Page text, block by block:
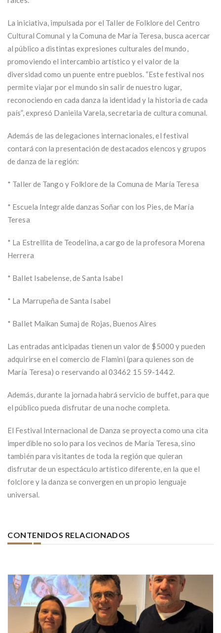
La iniciativa, impulsada por el Taller de Folklore del Centro
Cultural Comunal y la Comuna de María Teresa, busca acercar
al público a distintas expresiones culturales del mundo,
promoviendo el intercambio artístico y el valor de la
diversidad como un puente entre pueblos. “Este festival nos
permite viajar por el mundo sin salir de nuestro lugar,
reconociendo en cada danza la identidad y la historia de cada
país”, expresó Danieila Varela, secretaria de cultura comunal.
Además de las delegaciones internacionales, el festival
contará con la presentación de destacados elencos y grupos
de danza de la región:
* Taller de Tango y Folklore de la Comuna de María Teresa
* Escuela Integralde danzas Soñar con los Pies, de María
Teresa
* La Estrellita de Teodelina, a cargo de la profesora Morena
Herrera
* Ballet Isabelense, de Santa Isabel
* La Marrupeña de Santa Isabel
* Ballet Maikan Sumaj de Rojas, Buenos Aires
Las entradas anticipadas tienen un valor de $5000 y pueden
adquirirse en el comercio de Flamini (para quienes son de
María Teresa) o reservando al 03462 15 59-1442.
Además, durante la jornada habrá servicio de buffet, para que
el público pueda disfrutar de una noche completa.
El Festival Internacional de Danza se proyecta como una cita
imperdible no solo para los vecinos de María Teresa, sino
también para visitantes de toda la región que quieran
disfrutar de un espectáculo artístico diferente, en la que el
folclore y la danza se convergen en un propio lenguaje
universal.
CONTENIDOS RELACIONADOS